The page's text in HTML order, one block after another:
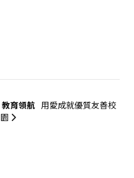
教育領航 用愛成就優質友善校
園